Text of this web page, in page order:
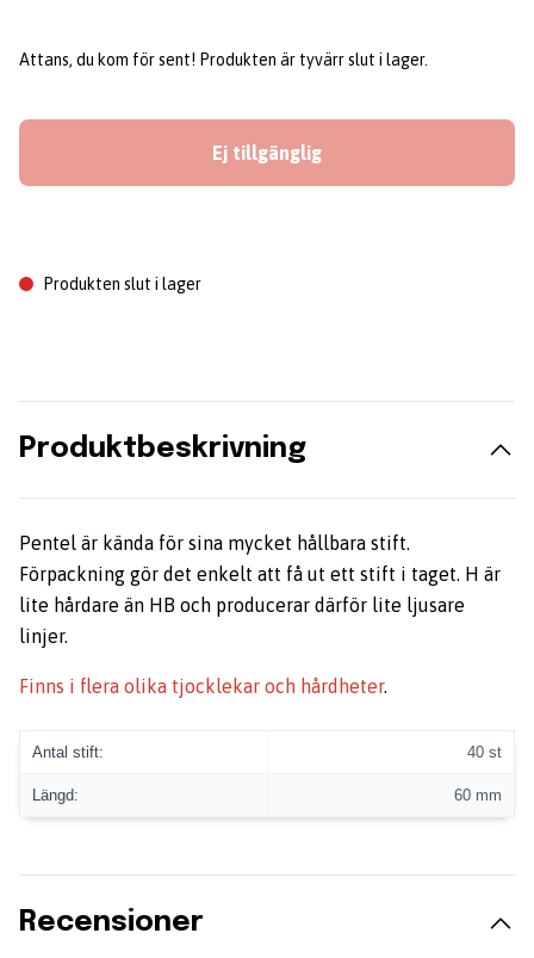
Attans, du kom för sent! Produkten är tyvärr slut i lager.
Ej tillgänglig
Produkten slut i lager
Produktbeskrivning
Pentel är kända för sina mycket hållbara stift.
Förpackning gör det enkelt att få ut ett stift i taget. H är
lite hårdare än HB och producerar därför lite ljusare
linjer.
Finns i flera olika tjocklekar och hårdheter.
Antal stift: 40 st
Längd: 60 mm
Recensioner